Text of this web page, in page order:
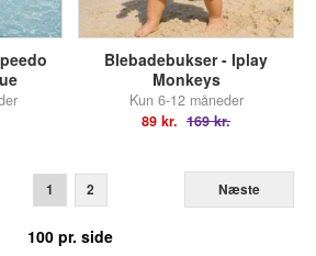
Blebadebukser - Iplay
Monkeys
Kun 6-12 måneder
89 kr. 169 kr.
1 2 Næste
100 pr. side